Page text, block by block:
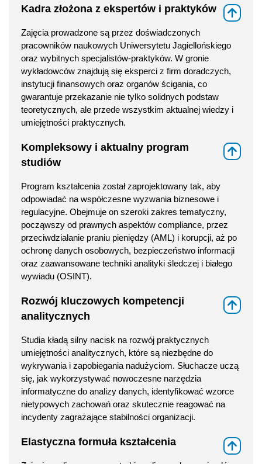
Kadra złożona z ekspertów i praktyków
Zajęcia prowadzone są przez doświadczonych
pracowników naukowych Uniwersytetu Jagiellońskiego
oraz wybitnych specjalistów-praktyków. W gronie
wykładowców znajdują się eksperci z firm doradczych,
instytucji finansowych oraz organów ścigania, co
gwarantuje przekazanie nie tylko solidnych podstaw
teoretycznych, ale przede wszystkim aktualnej wiedzy i
umiejętności praktycznych.
Kompleksowy i aktualny program
studiów
Program kształcenia został zaprojektowany tak, aby
odpowiadać na współczesne wyzwania biznesowe i
regulacyjne. Obejmuje on szeroki zakres tematyczny,
począwszy od prawnych aspektów compliance, przez
przeciwdziałanie praniu pieniędzy (AML) i korupcji, aż po
ochronę danych osobowych, bezpieczeństwo informacji
oraz zaawansowane techniki analityki śledczej i białego
wywiadu (OSINT).
Rozwój kluczowych kompetencji
analitycznych
Studia kładą silny nacisk na rozwój praktycznych
umiejętności analitycznych, które są niezbędne do
wykrywania i zapobiegania nadużyciom. Słuchacze uczą
się, jak wykorzystywać nowoczesne narzędzia
informatyczne do analizy danych, identyfikować wzorce
nietypowych zachowań oraz skutecznie reagować na
incydenty zagrażające stabilności organizacji.
Elastyczna formuła kształcenia